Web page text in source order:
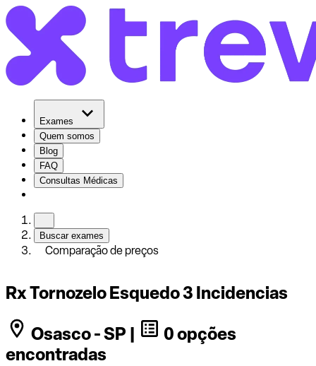
Exames
Quem somos
Blog
FAQ
Consultas Médicas
Buscar exames
Comparação de preços
Rx Tornozelo Esquedo 3 Incidencias
Osasco - SP |
0 opções
encontradas